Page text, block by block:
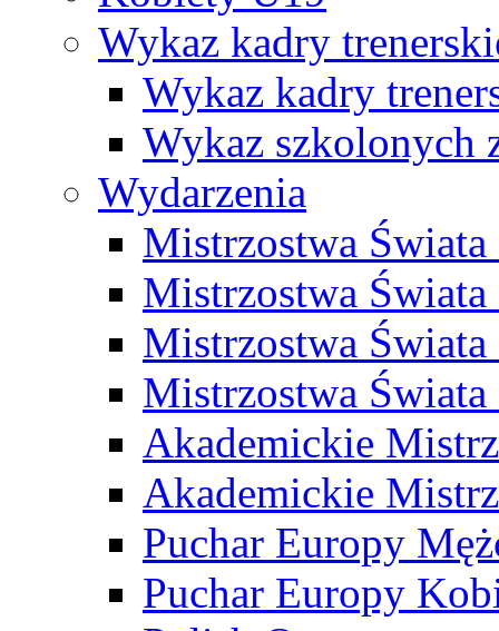
Wykaz kadry
Wykaz kadry
Wykaz szkolonych
Wydarzenia
Mistrzostwa
Mistrzostwa
Mistrzostwa
Mistrzostwa
Akademickie
Akademickie
Puchar Europy
Puchar Europy